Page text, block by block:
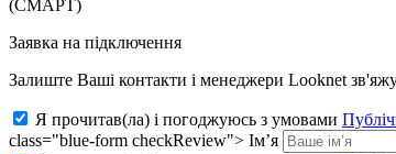
(СМАРТ)
Заявка на підключення
Залиште Ваші контакти і менеджери Looknet
Я прочитав(ла) і погоджуюсь з умовами
class="blue-form checkReview"> Ім’я